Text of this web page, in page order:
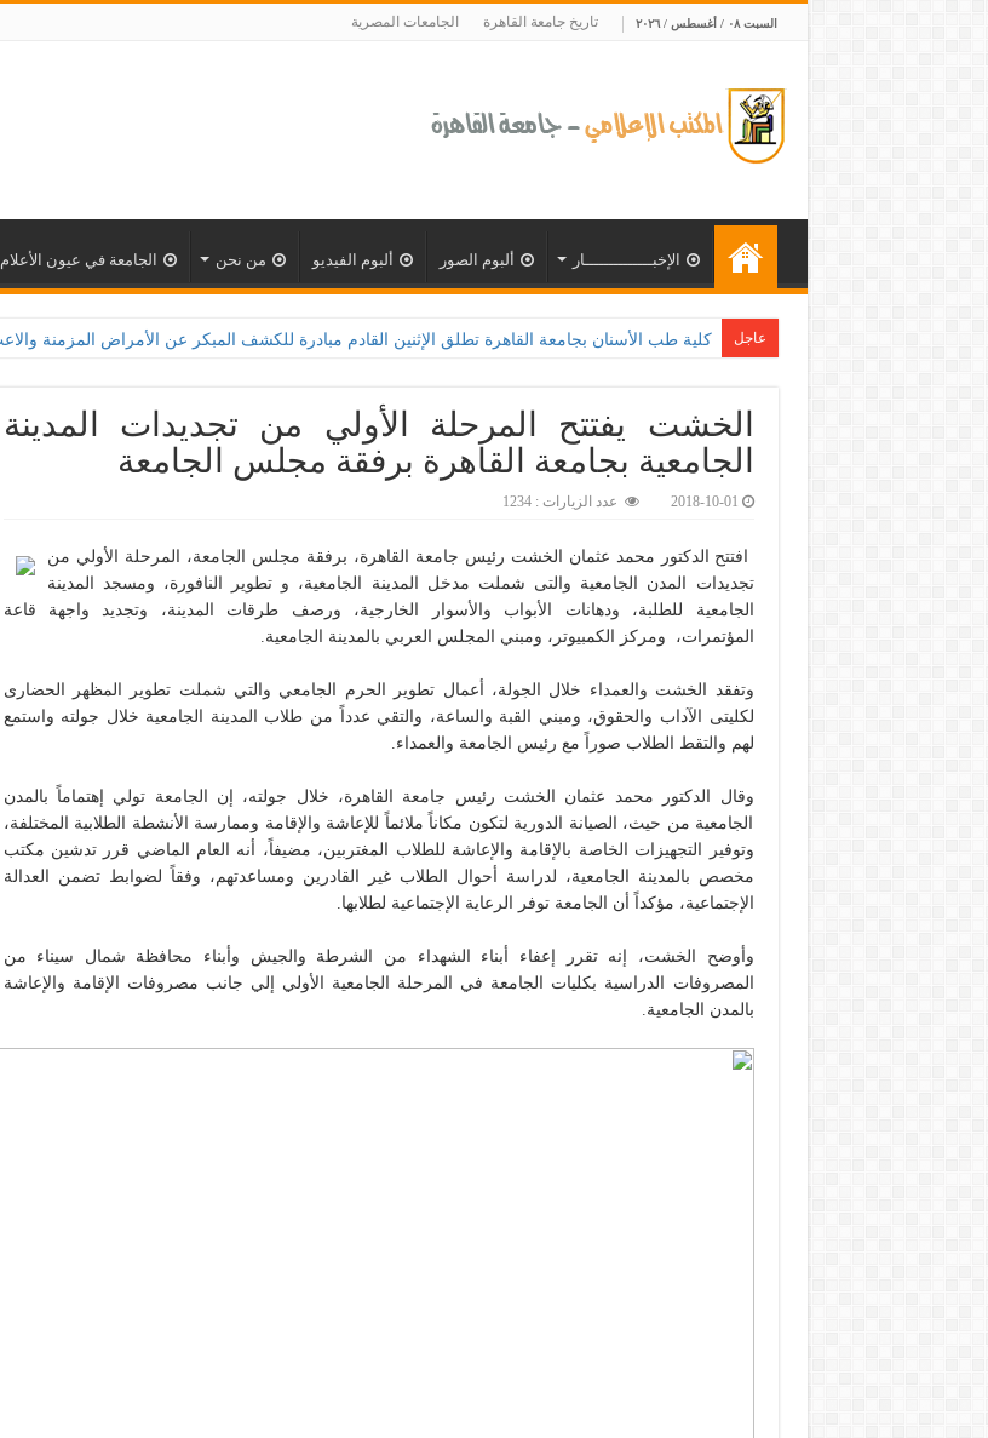
السبت ٠٨ / أغسطس / ٢٠٢٦ تاريخ جامعة القاهرة الجامعات المصرية
الإخبــــــــــــــار ألبوم الصور ألبوم الفيديو من نحن الجامعة في عيون الأعلام
عاجل
الخشت يفتتح المرحلة الأولي من تجديدات المدينة
الجامعية بجامعة القاهرة برفقة مجلس الجامعة
2018-10-01 عدد الزيارات : 1234
افتتح الدكتور محمد عثمان الخشت رئيس جامعة القاهرة، برفقة مجلس الجامعة، المرحلة الأولي من
تجديدات المدن الجامعية والتى شملت مدخل المدينة الجامعية، و تطوير النافورة، ومسجد المدينة
الجامعية للطلبة، ودهانات الأبواب والأسوار الخارجية، ورصف طرقات المدينة، وتجديد واجهة قاعة
المؤتمرات، ومركز الكمبيوتر، ومبني المجلس العربي بالمدينة الجامعية.
وتفقد الخشت والعمداء خلال الجولة، أعمال تطوير الحرم الجامعي والتي شملت تطوير المظهر الحضارى
لكليتى الآداب والحقوق، ومبني القبة والساعة، والتقي عدداً من طلاب المدينة الجامعية خلال جولته واستمع
لهم والتقط الطلاب صوراً مع رئيس الجامعة والعمداء.
وقال الدكتور محمد عثمان الخشت رئيس جامعة القاهرة، خلال جولته، إن الجامعة تولي إهتماماً بالمدن
الجامعية من حيث، الصيانة الدورية لتكون مكاناً ملائماً للإعاشة والإقامة وممارسة الأنشطة الطلابية المختلفة،
وتوفير التجهيزات الخاصة بالإقامة والإعاشة للطلاب المغتربين، مضيفاً، أنه العام الماضي قرر تدشين مكتب
مخصص بالمدينة الجامعية، لدراسة أحوال الطلاب غير القادرين ومساعدتهم، وفقاً لضوابط تضمن العدالة
الإجتماعية، مؤكداً أن الجامعة توفر الرعاية الإجتماعية لطلابها.
وأوضح الخشت، إنه تقرر إعفاء أبناء الشهداء من الشرطة والجيش وأبناء محافظة شمال سيناء من
المصروفات الدراسية بكليات الجامعة في المرحلة الجامعية الأولي إلي جانب مصروفات الإقامة والإعاشة
بالمدن الجامعية.